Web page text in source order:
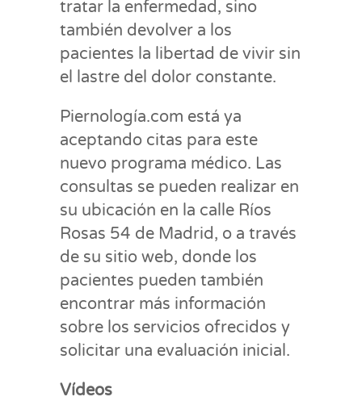
tratar la enfermedad, sino
también devolver a los
pacientes la libertad de vivir sin
el lastre del dolor constante.
Piernología.com está ya
aceptando citas para este
nuevo programa médico. Las
consultas se pueden realizar en
su ubicación en la calle Ríos
Rosas 54 de Madrid, o a través
de su sitio web, donde los
pacientes pueden también
encontrar más información
sobre los servicios ofrecidos y
solicitar una evaluación inicial.
Vídeos